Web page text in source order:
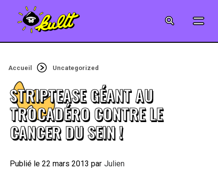
MUSIQUE
CRÉATION
ART
Accueil Uncategorized
STRIPTEASE GÉANT AU
TROCADÉRO CONTRE LE
CANCER DU SEIN !
22 mars 2013 By Julien